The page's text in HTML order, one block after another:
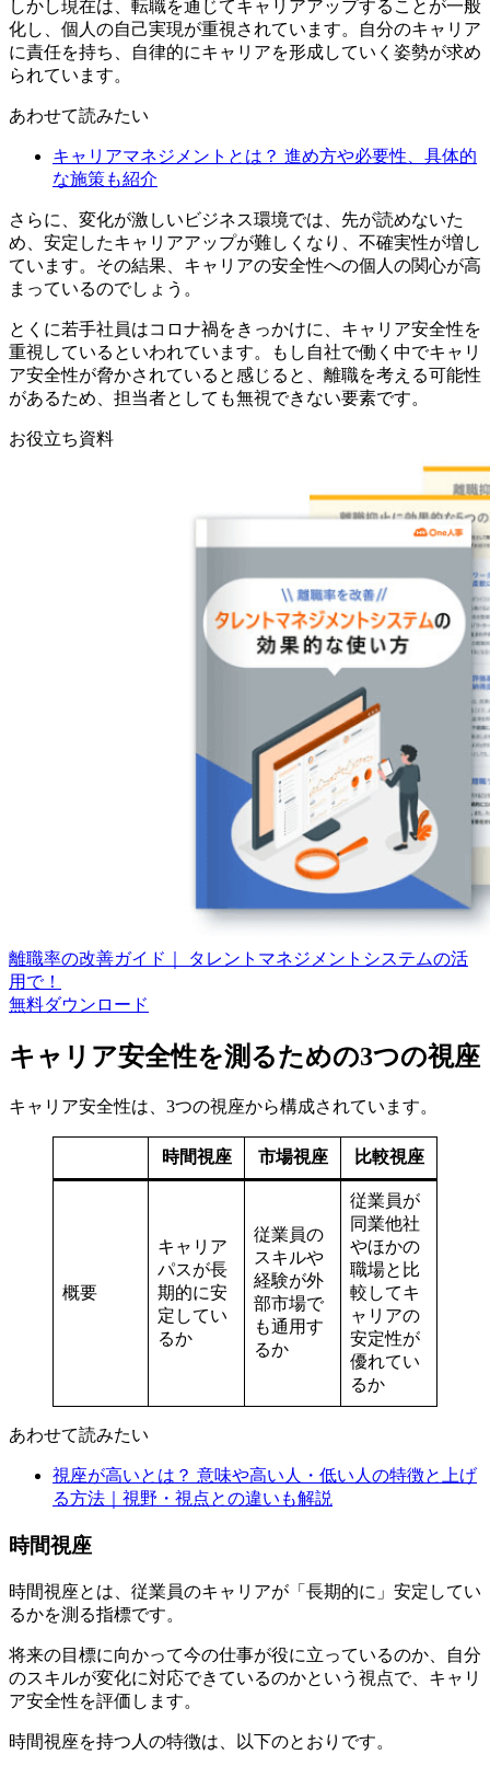
しかし現在は、転職を通じてキャリアアップすることが一般
化し、個人の自己実現が重視されています。自分のキャリア
に責任を持ち、自律的にキャリアを形成していく姿勢が求め
られています。
あわせて読みたい
キャリアマネジメントとは？ 進め方や必要性、具体的
な施策も紹介
さらに、変化が激しいビジネス環境では、先が読めないた
め、安定したキャリアアップが難しくなり、不確実性が増し
ています。その結果、キャリアの安全性への個人の関心が高
まっているのでしょう。
とくに若手社員はコロナ禍をきっかけに、キャリア安全性を
重視しているといわれています。もし自社で働く中でキャリ
ア安全性が脅かされていると感じると、離職を考える可能性
があるため、担当者としても無視できない要素です。
お役立ち資料
離職率の改善ガイド｜ タレントマネジメントシステムの活
用で！
無料ダウンロード
キャリア安全性を測るための3つの視座
キャリア安全性は、3つの視座から構成されています。
時間視座 市場視座 比較視座
概要
キャリア
パスが長
期的に安
定してい
るか
従業員の
スキルや
経験が外
部市場で
も通用す
るか
従業員が
同業他社
やほかの
職場と比
較してキ
ャリアの
安定性が
優れてい
るか
あわせて読みたい
視座が高いとは？ 意味や高い人・低い人の特徴と上げ
る方法｜視野・視点との違いも解説
時間視座
時間視座とは、従業員のキャリアが「長期的に」安定してい
るかを測る指標です。
将来の目標に向かって今の仕事が役に立っているのか、自分
のスキルが変化に対応できているのかという視点で、キャリ
ア安全性を評価します。
時間視座を持つ人の特徴は、以下のとおりです。